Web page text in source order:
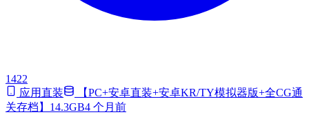
1422
应用直装
【PC+安卓直装+安卓KR/TY模拟器版+全CG通
关存档】14.3GB4 个月前